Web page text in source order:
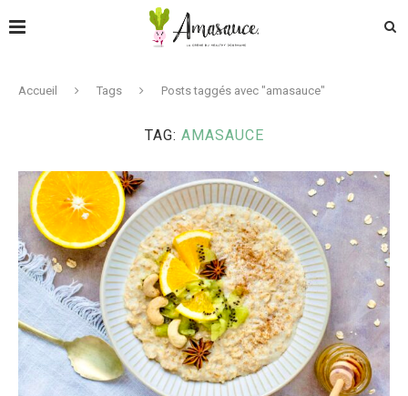
Accueil Tags Posts taggés avec "amasauce"
TAG: AMASAUCE